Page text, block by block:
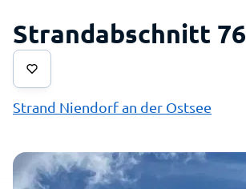
Strandabschnitt 76
Strand Niendorf an der Ostsee